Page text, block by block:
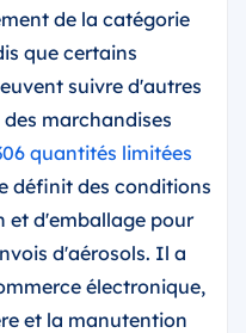
de la catégorie
que certains
suivre d'autres
marchandises
quantités limitées
définit des conditions
et d'emballage pour
d'aérosols. Il a
électronique,
et la manutention